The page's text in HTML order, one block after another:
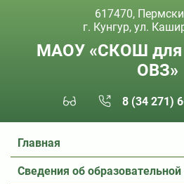
617470,
г. Кунгур, ул.
МАОУ «СКОШ для
ОВЗ»
8 (34 271)
Главная
Сведения об образовательной